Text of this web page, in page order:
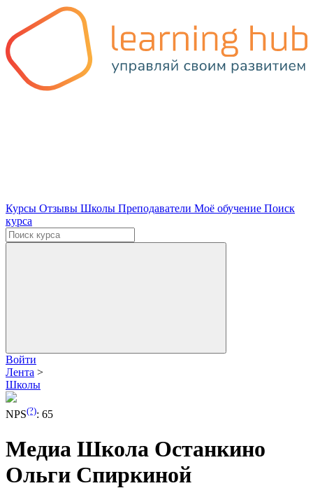
Курсы Отзывы Школы Преподаватели Моё обучение Поиск
курса
Войти
Лента >
Школы
NPS(?): 65
Медиа Школа Останкино
Ольги Спиркиной